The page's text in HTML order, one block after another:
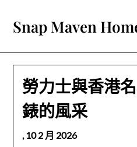
content
Snap Maven
勞力士與香港
錶的風采
,10 2 月 2026